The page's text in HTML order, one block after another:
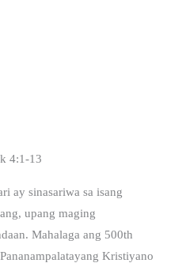
4:1-13
ay sinasariwa sa isang
upang maging
Mahalaga ang 500th
Kristiyano